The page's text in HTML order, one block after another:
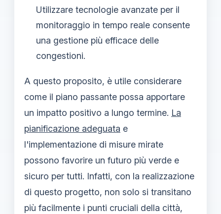
Utilizzare tecnologie avanzate per il
monitoraggio in tempo reale consente
una gestione più efficace delle
congestioni.
A questo proposito, è utile considerare
come il piano passante possa apportare
un impatto positivo a lungo termine. La
pianificazione adeguata e
l'implementazione di misure mirate
possono favorire un futuro più verde e
sicuro per tutti. Infatti, con la realizzazione
di questo progetto, non solo si transitano
più facilmente i punti cruciali della città,